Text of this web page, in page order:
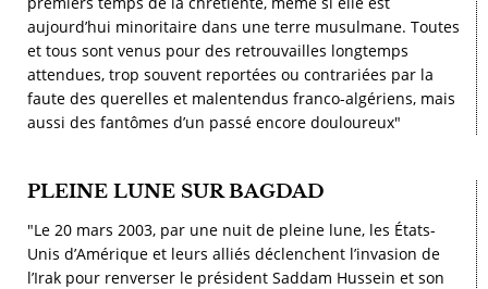
aujourd’hui minoritaire dans une terre musulmane. Toutes
et tous sont venus pour des retrouvailles longtemps
attendues, trop souvent reportées ou contrariées par la
faute des querelles et malentendus franco-algériens, mais
aussi des fantômes d’un passé encore douloureux"
PLEINE LUNE SUR BAGDAD
"Le 20 mars 2003, par une nuit de pleine lune, les États-
Unis d’Amérique et leurs alliés déclenchent l’invasion de
l’Irak pour renverser le président Saddam Hussein et son